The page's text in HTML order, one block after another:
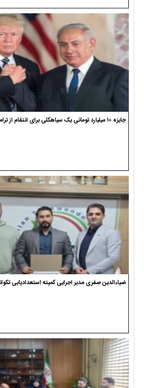
جایزه ۱۰ میلیارد تومانی یک سیاهکلی برای انتقام از ترامپ و نتانیاهو
ضیاءالدین صفری مدیر اجرایی کمیته استعدادیابی